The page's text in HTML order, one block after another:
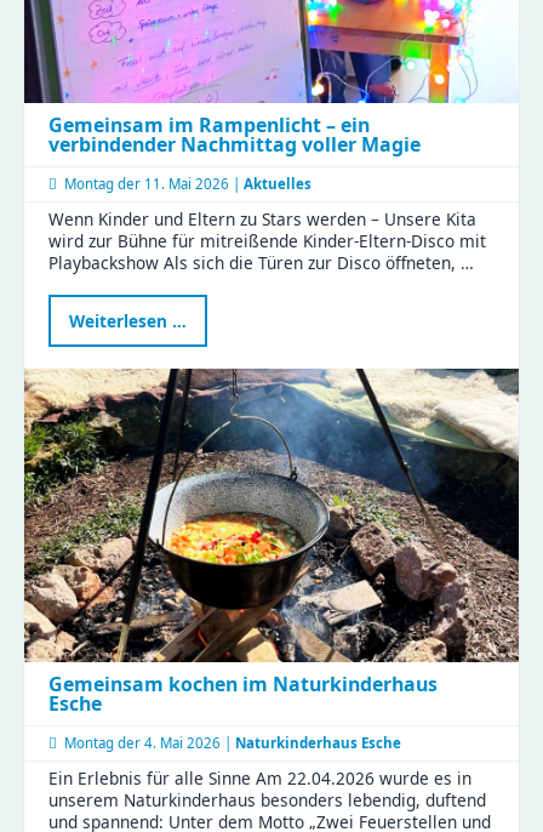
Gemeinsam im Rampenlicht – ein
verbindender Nachmittag voller Magie
Montag der 11. Mai 2026 | Aktuelles
Wenn Kinder und Eltern zu Stars werden – Unsere Kita
wird zur Bühne für mitreißende Kinder-Eltern-Disco mit
Playbackshow Als sich die Türen zur Disco öffneten, …
Weiterlesen …
im
–
ein
verbindender
Nachmittag
voller
Magie
Gemeinsam kochen im Naturkinderhaus
Esche
Montag der 4. Mai 2026 | Naturkinderhaus Esche
Ein Erlebnis für alle Sinne Am 22.04.2026 wurde es in
unserem Naturkinderhaus besonders lebendig, duftend
und spannend: Unter dem Motto „Zwei Feuerstellen und